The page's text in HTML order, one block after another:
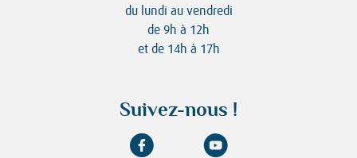
du lundi au vendredi
de 9h à 12h
et de 14h à 17h
Suivez-nous !